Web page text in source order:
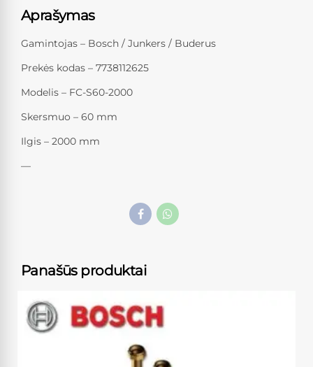
Aprašymas
Gamintojas – Bosch / Junkers / Buderus
Prekės kodas – 7738112625
Modelis – FC-S60-2000
Skersmuo – 60 mm
Ilgis – 2000 mm
—
Panašūs produktai